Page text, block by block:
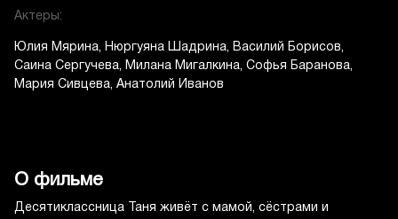
Актеры:
Юлия Мярина Нюргуяна Шадрина
Василий Борисов
Саина Сергучева
Милана Мигалкина Софья Баранова
Мария Сивцева Анатолий Иванов
О фильме
Десятиклассница Таня живёт с мамой, сёстрами и